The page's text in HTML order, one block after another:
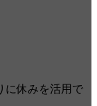
に休みを活用で